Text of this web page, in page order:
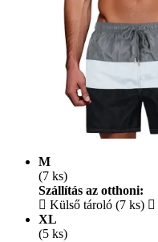
M
(7 ks)
Szállítás az otthoni:
Külső tároló (7 ks)
XL
(5 ks)